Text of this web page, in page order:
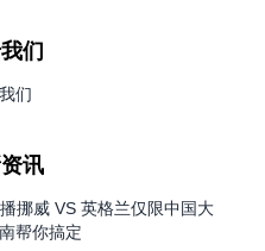
们
们
讯
挪威 VS 英格兰仅限中国大
帮你搞定